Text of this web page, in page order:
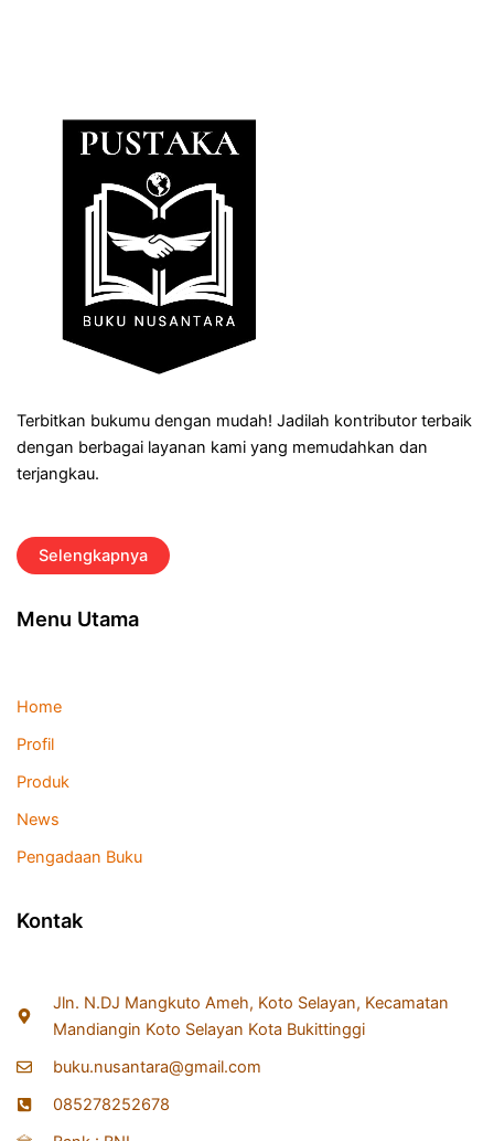
Terbitkan bukumu dengan mudah! Jadilah kontributor terbaik
dengan berbagai layanan kami yang memudahkan dan
terjangkau.
Selengkapnya
Menu Utama
Home
Profil
Produk
News
Pengadaan Buku
Kontak
Jln. N.DJ Mangkuto Ameh, Koto Selayan, Kecamatan
Mandiangin Koto Selayan Kota Bukittinggi
buku.nusantara@gmail.com
085278252678